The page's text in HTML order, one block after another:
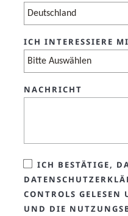
ICH INTERESSIERE
NACHRICHT
ICH BESTÄTIGE,
CONTROLS GELESEN
UND DIE